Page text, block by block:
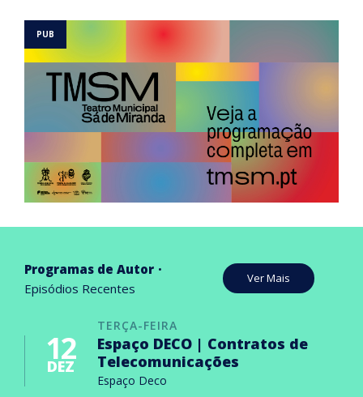
Programas de Autor
Episódios Recentes
Ver Mais
TERÇA-FEIRA
12
DEZ
Espaço DECO | Contratos de
Telecomunicações
Espaço Deco